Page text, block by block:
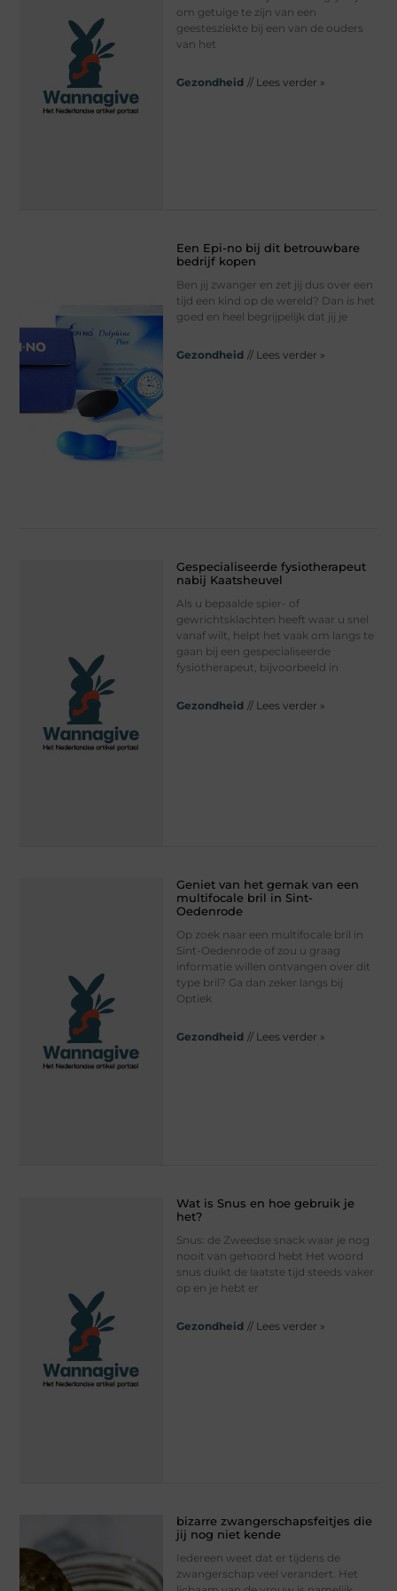
om getuige te zijn van een
geestesziekte bij een van de ouders
van het
Gezondheid // Lees verder »
Een Epi-no bij dit betrouwbare
bedrijf kopen
Ben jij zwanger en zet jij dus over een
tijd een kind op de wereld? Dan is het
goed en heel begrijpelijk dat jij je
Gezondheid // Lees verder »
Gespecialiseerde fysiotherapeut
nabij Kaatsheuvel
Als u bepaalde spier- of
gewrichtsklachten heeft waar u snel
vanaf wilt, helpt het vaak om langs te
gaan bij een gespecialiseerde
fysiotherapeut, bijvoorbeeld in
Gezondheid // Lees verder »
Geniet van het gemak van een
multifocale bril in Sint-
Oedenrode
Op zoek naar een multifocale bril in
Sint-Oedenrode of zou u graag
informatie willen ontvangen over dit
type bril? Ga dan zeker langs bij
Optiek
Gezondheid // Lees verder »
Wat is Snus en hoe gebruik je
het?
Snus: de Zweedse snack waar je nog
nooit van gehoord hebt Het woord
snus duikt de laatste tijd steeds vaker
op en je hebt er
Gezondheid // Lees verder »
bizarre zwangerschapsfeitjes die
jij nog niet kende
Iedereen weet dat er tijdens de
zwangerschap veel verandert. Het